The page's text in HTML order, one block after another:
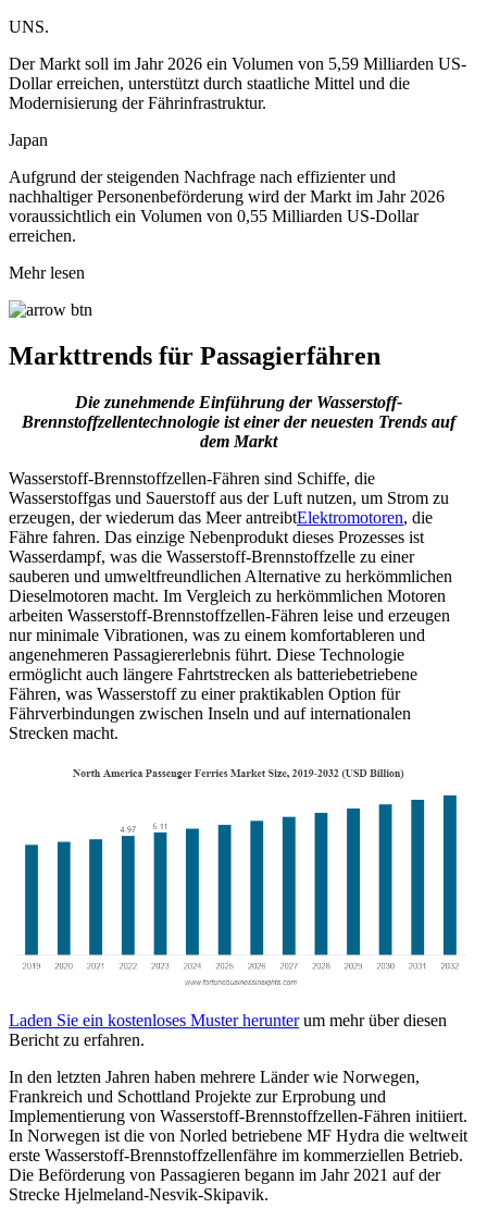
UNS.
Der Markt soll im Jahr 2026 ein Volumen von 5,59 Milliarden US-
Dollar erreichen, unterstützt durch staatliche Mittel und die
Modernisierung der Fährinfrastruktur.
Japan
Aufgrund der steigenden Nachfrage nach effizienter und
nachhaltiger Personenbeförderung wird der Markt im Jahr 2026
voraussichtlich ein Volumen von 0,55 Milliarden US-Dollar
erreichen.
Mehr lesen
Markttrends für Passagierfähren
Die zunehmende Einführung der Wasserstoff-
Brennstoffzellentechnologie ist einer der neuesten Trends auf
dem Markt
Wasserstoff-Brennstoffzellen-Fähren sind Schiffe, die
Wasserstoffgas und Sauerstoff aus der Luft nutzen, um Strom zu
erzeugen, der wiederum das Meer antreibtElektromotoren, die
Fähre fahren. Das einzige Nebenprodukt dieses Prozesses ist
Wasserdampf, was die Wasserstoff-Brennstoffzelle zu einer
sauberen und umweltfreundlichen Alternative zu herkömmlichen
Dieselmotoren macht. Im Vergleich zu herkömmlichen Motoren
arbeiten Wasserstoff-Brennstoffzellen-Fähren leise und erzeugen
nur minimale Vibrationen, was zu einem komfortableren und
angenehmeren Passagiererlebnis führt. Diese Technologie
ermöglicht auch längere Fahrtstrecken als batteriebetriebene
Fähren, was Wasserstoff zu einer praktikablen Option für
Fährverbindungen zwischen Inseln und auf internationalen
Strecken macht.
Laden Sie ein kostenloses Muster herunterum mehr über diesen
Bericht zu erfahren.
In den letzten Jahren haben mehrere Länder wie Norwegen,
Frankreich und Schottland Projekte zur Erprobung und
Implementierung von Wasserstoff-Brennstoffzellen-Fähren initiiert.
In Norwegen ist die von Norled betriebene MF Hydra die weltweit
erste Wasserstoff-Brennstoffzellenfähre im kommerziellen Betrieb.
Die Beförderung von Passagieren begann im Jahr 2021 auf der
Strecke Hjelmeland-Nesvik-Skipavik.